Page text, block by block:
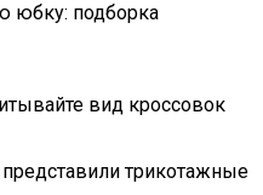
юбку: подборка
вид кроссовок
трикотажные